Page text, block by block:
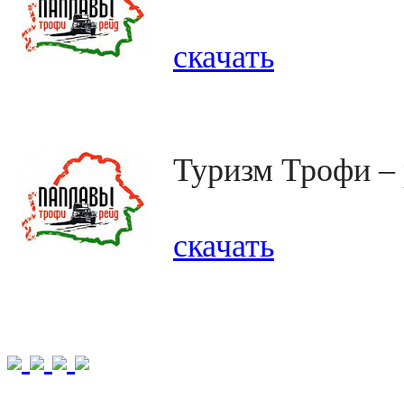
скачать
Туризм Трофи
скачать